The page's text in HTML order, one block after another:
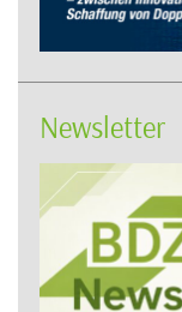
Newsletter